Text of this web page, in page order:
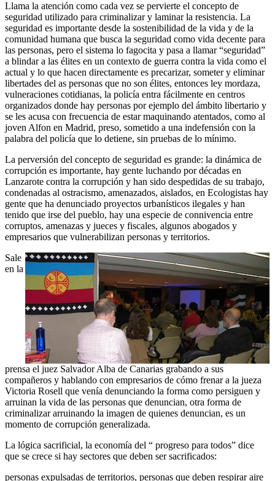
Llama la atención como cada vez se pervierte el concepto de
seguridad utilizado para criminalizar y laminar la resistencia. La
seguridad es importante desde la sostenibilidad de la vida y de la
comunidad humana que busca la seguridad como vida decente para
las personas, pero el sistema lo fagocita y pasa a llamar “seguridad”
a blindar a las élites en un contexto de guerra contra la vida como el
actual y lo que hacen directamente es precarizar, someter y eliminar
libertades del as personas que no son élites, entonces ley mordaza,
vulneraciones cotidianas, la policía entra fácilmente en centros
organizados donde hay personas por ejemplo del ámbito libertario y
se les acusa con frecuencia de estar maquinando atentados, como al
joven Alfon en Madrid, preso, sometido a una indefensión con la
palabra del policía que lo detiene, sin pruebas de lo mínimo.
La perversión del concepto de seguridad es grande: la dinámica de
corrupción es importante, hay gente luchando por décadas en
Lanzarote contra la corrupción y han sido despedidas de su trabajo,
condenadas al ostracismo, amenazados, aislados, en Ecologistas hay
gente que ha denunciado proyectos urbanísticos ilegales y han
tenido que irse del pueblo, hay una especie de connivencia entre
corruptos, amenazas y jueces y fiscales, algunos abogados y
empresarios que vulnerabilizan personas y territorios.
Sale
en la
prensa el juez Salvador Alba de Canarias grabando a sus
compañeros y hablando con empresarios de cómo frenar a la jueza
Victoria Rosell que venía denunciando la forma como persiguen y
arruinan la vida de las personas que denuncian, otra forma de
criminalizar arruinando la imagen de quienes denuncian, es un
momento de corrupción generalizada.
La lógica sacrificial, la economía del “ progreso para todos” dice
que se crece si hay sectores que deben ser sacrificados:
personas expulsadas de territorios, personas que deben respirar aire